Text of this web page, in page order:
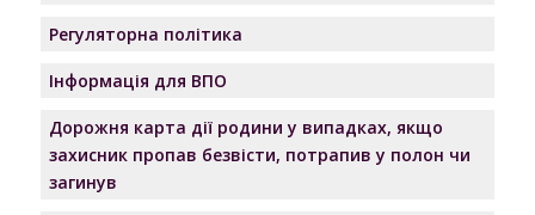
Регуляторна політика
Інформація для ВПО
Дорожня карта дії родини у випадках, якщо
захисник пропав безвісти, потрапив у полон чи
загинув